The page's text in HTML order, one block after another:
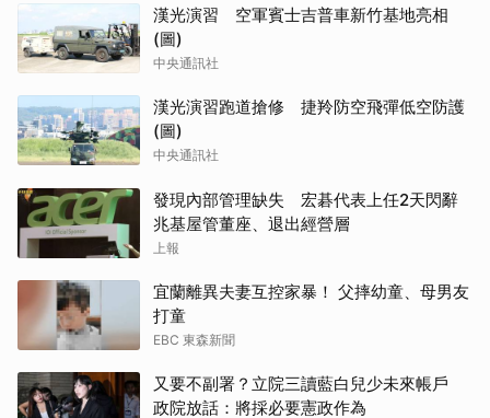
漢光演習 空軍賓士吉普車新竹基地亮相
(圖)
中央通訊社
漢光演習跑道搶修 捷羚防空飛彈低空防護
(圖)
中央通訊社
發現內部管理缺失 宏碁代表上任2天閃辭
兆基屋管董座、退出經營層
上報
宜蘭離異夫妻互控家暴！ 父摔幼童、母男友
打童
EBC 東森新聞
又要不副署？立院三讀藍白兒少未來帳戶
政院放話：將採必要憲政作為